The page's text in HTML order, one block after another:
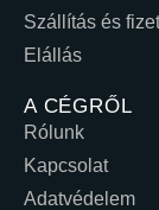
Szállítás és
Elállás
A CÉGRŐL
Rólunk
Kapcsolat
Adatvédelem